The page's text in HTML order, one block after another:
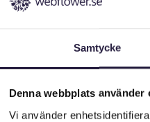
Samtycke
Denna webbplats använder
Vi använder
Cycas -
äkta palmfaser
400 cm
kr